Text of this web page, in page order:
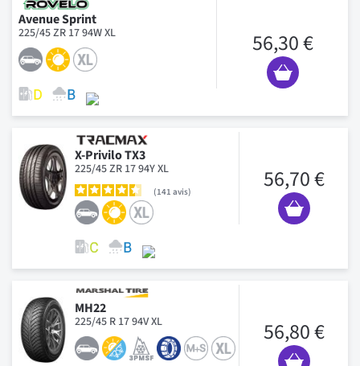
Avenue Sprint
225/45 ZR 17 94W XL 56,30 €
X-Privilo TX3
225/45 ZR 17 94Y XL
141 avis 56,70 €
MH22
225/45 R 17 94V XL 56,80 €